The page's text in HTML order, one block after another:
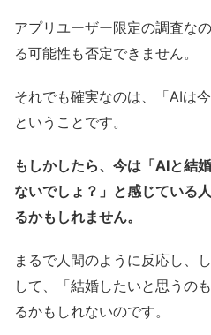
アプリユーザー限定の調査な
る可能性も否定できません。
それでも確実なのは、「AIは
ということです。
もしかしたら、今は「AIと結
ないでしょ？」と感じている
るかもしれません。
まるで人間のように反応し、
して、「結婚したいと思うの
るかもしれないのです。